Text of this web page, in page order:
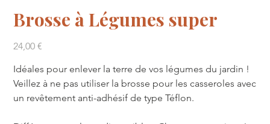
Brosse à Légumes super
24,00 €
Idéales pour enlever la terre de vos légumes du jardin !
Veillez à ne pas utiliser la brosse pour les casseroles avec
un revêtement anti-adhésif de type Téflon.